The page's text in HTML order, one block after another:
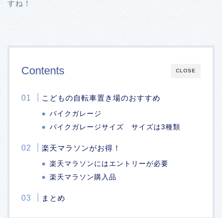
すね！
CLOSE
Contents
こどもの自転車置き場のおすすめ
バイクガレージ
バイクガレージサイズ サイズは3種類
楽天マラソンがお得！
楽天マラソンにはエントリーが必要
楽天マラソン購入品
まとめ